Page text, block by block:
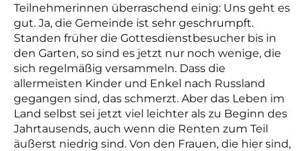
Teilnehmerinnen überraschend einig: Uns geht es
gut. Ja, die Gemeinde ist sehr geschrumpft.
Standen früher die Gottesdienstbesucher bis in
den Garten, so sind es jetzt nur noch wenige, die
sich regelmäßig versammeln. Dass die
allermeisten Kinder und Enkel nach Russland
gegangen sind, das schmerzt. Aber das Leben im
Land selbst sei jetzt viel leichter als zu Beginn des
Jahrtausends, auch wenn die Renten zum Teil
äußerst niedrig sind. Von den Frauen, die hier sind,